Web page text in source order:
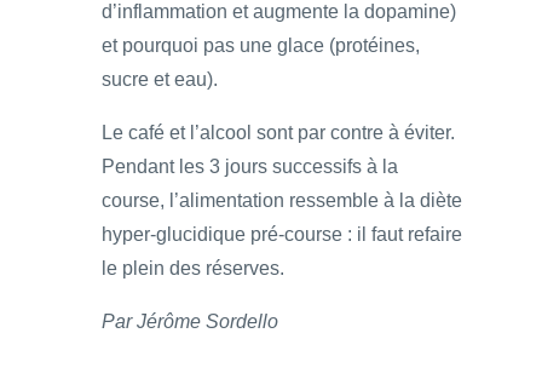
d’inflammation et augmente la dopamine)
et pourquoi pas une glace (protéines,
sucre et eau).
Le café et l’alcool sont par contre à éviter.
Pendant les 3 jours successifs à la
course, l’alimentation ressemble à la diète
hyper-glucidique pré-course : il faut refaire
le plein des réserves.
Par Jérôme Sordello